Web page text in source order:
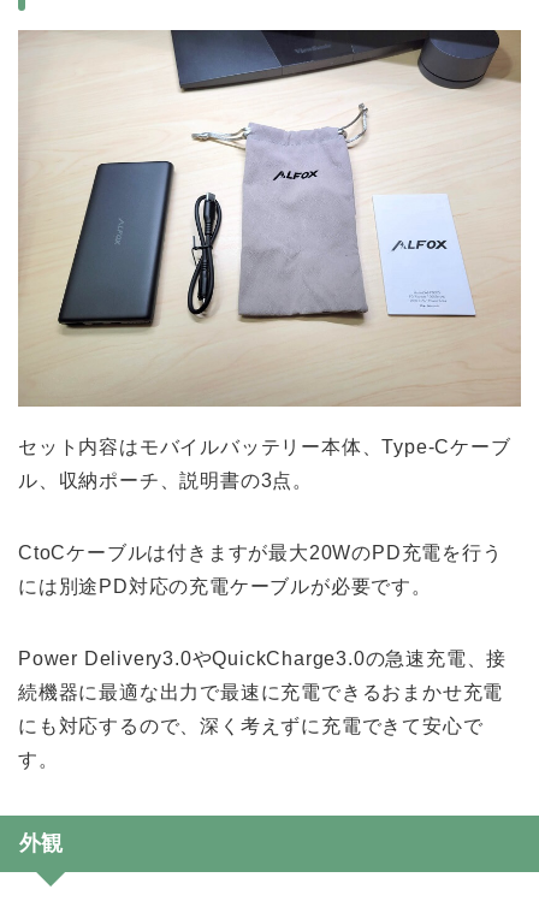
セット内容はモバイルバッテリー本体、Type-Cケーブ
ル、収納ポーチ、説明書の3点。
CtoCケーブルは付きますが最大20WのPD充電を行う
には別途PD対応の充電ケーブルが必要です。
Power Delivery3.0やQuickCharge3.0の急速充電、接
続機器に最適な出力で最速に充電できるおまかせ充電
にも対応するので、深く考えずに充電できて安心で
す。
外観